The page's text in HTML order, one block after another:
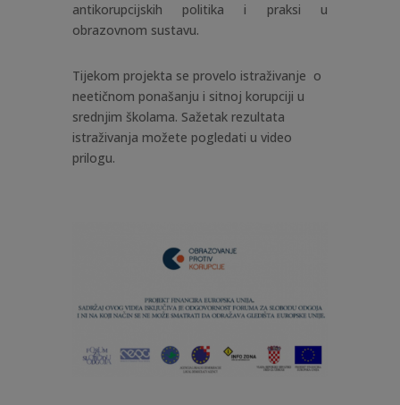
antikorupcijskih politika i praksi u
obrazovnom sustavu.
Tijekom projekta se provelo istraživanje o
neetičnom ponašanju i sitnoj korupciji u
srednjim školama. Sažetak rezultata
istraživanja možete pogledati u video
prilogu.